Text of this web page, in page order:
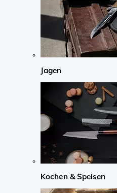
Jagen
Kochen & Speisen